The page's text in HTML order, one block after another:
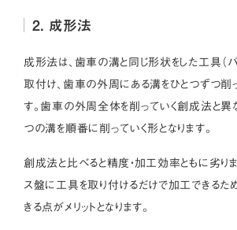
2. 成形法
成形法は、歯車の溝と同じ形状をした工具（バ
取付け、歯車の外周にある溝をひとつずつ
す。歯車の外周全体を削っていく創成法と異
つの溝を順番に削っていく形となります。
創成法と比べると精度・加工効率ともに劣り
ス盤に工具を取り付けるだけで加工できるた
きる点がメリットとなります。